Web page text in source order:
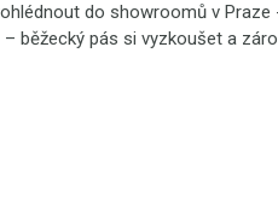
do showroomů v Praze
běžecký pás si vyzkoušet a